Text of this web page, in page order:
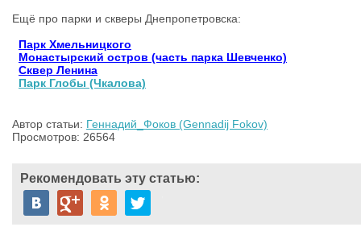
Ещё про парки и скверы Днепропетровска:
Парк Хмельницкого
Монастырский остров (часть парка Шевченко)
Сквер Ленина
Парк Глобы (Чкалова)
Автор статьи: Геннадий_Фоков (Gennadij Fokov)
Просмотров: 26564
Рекомендовать эту статью: